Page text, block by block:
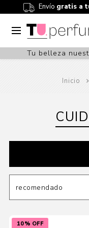
Envío gratis a
Tu belleza
Inicio
10% OFF